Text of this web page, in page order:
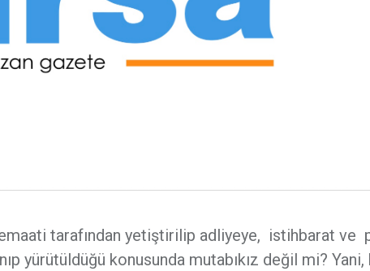
tarafından yetiştirilip adliyeye, istihbarat ve
yürütüldüğü konusunda mutabıkız değil mi? Yani,